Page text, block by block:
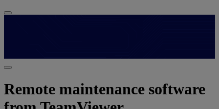
Remote maintenance software